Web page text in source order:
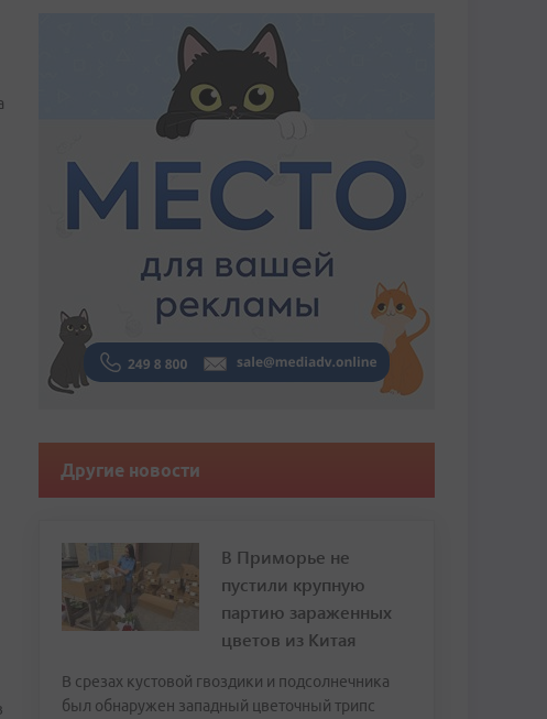
Другие новости
В Приморье не
пустили крупную
партию зараженных
цветов из Китая
В срезах кустовой гвоздики и подсолнечника
был обнаружен западный цветочный трипс